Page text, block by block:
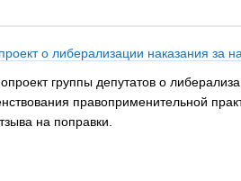
о либерализации наказания за
группы депутатов о
правоприменительной
на поправки.